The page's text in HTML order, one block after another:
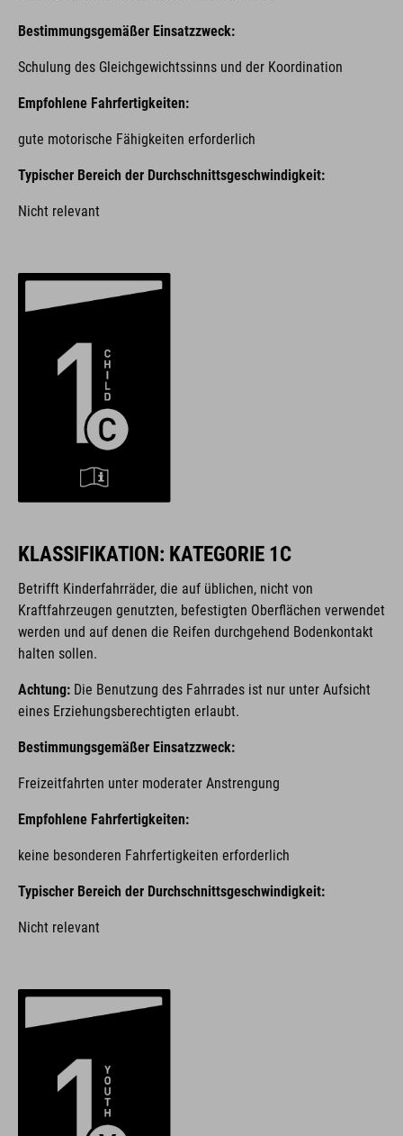
Bestimmungsgemäßer Einsatzzweck:
Schulung des Gleichgewichtssinns und der Koordination
Empfohlene Fahrfertigkeiten:
gute motorische Fähigkeiten erforderlich
Typischer Bereich der Durchschnittsgeschwindigkeit:
Nicht relevant
KLASSIFIKATION: KATEGORIE 1C
Betrifft Kinderfahrräder, die auf üblichen, nicht von
Kraftfahrzeugen genutzten, befestigten Oberflächen verwendet
werden und auf denen die Reifen durchgehend Bodenkontakt
halten sollen.
Achtung: Die Benutzung des Fahrrades ist nur unter Aufsicht
eines Erziehungsberechtigten erlaubt.
Bestimmungsgemäßer Einsatzzweck:
Freizeitfahrten unter moderater Anstrengung
Empfohlene Fahrfertigkeiten:
keine besonderen Fahrfertigkeiten erforderlich
Typischer Bereich der Durchschnittsgeschwindigkeit:
Nicht relevant